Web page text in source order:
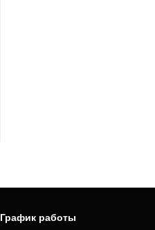
График работы